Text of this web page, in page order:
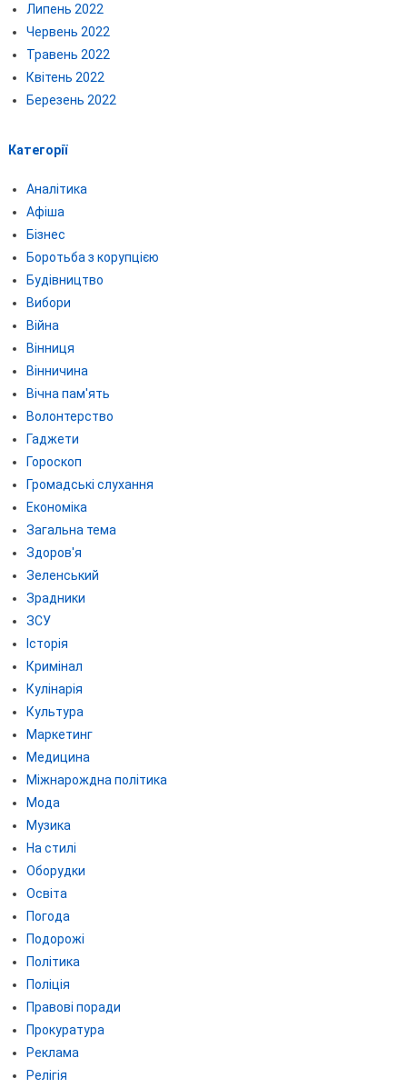
Липень 2022
Червень 2022
Травень 2022
Квітень 2022
Березень 2022
Категорії
Аналітика
Афіша
Бізнес
Боротьба з корупцією
Будівництво
Вибори
Війна
Вінниця
Вінничина
Вічна пам'ять
Волонтерство
Гаджети
Гороскоп
Громадські слухання
Економіка
Загальна тема
Здоров'я
Зеленський
Зрадники
ЗСУ
Історія
Кримінал
Кулінарія
Культура
Маркетинг
Медицина
Міжнарождна політика
Мода
Музика
На стилі
Оборудки
Освіта
Погода
Подорожі
Політика
Поліція
Правові поради
Прокуратура
Реклама
Релігія